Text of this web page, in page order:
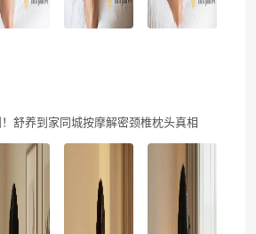
舒养到家同城按摩解密颈椎枕头真相